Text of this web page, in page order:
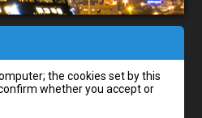
the cookies set by this
whether you accept or